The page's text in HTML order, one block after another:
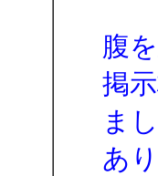
腹
掲
ま
あ